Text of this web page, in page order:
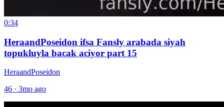
0:34
HeraandPoseidon ifsa Fansly arabada siyah
topukluyla bacak aciyor part 15
HeraandPoseidon
46 · 3mo ago